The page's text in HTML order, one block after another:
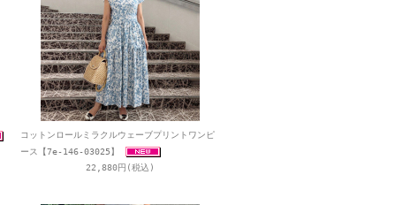
コットンロールミラクルウェーブプリントワンピ
ース【7e-146-03025】
22,880円(税込)